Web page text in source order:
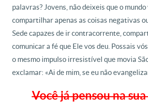
palavras? Jovens, não deixeis que o
compartilhar apenas as coisas negativas
Sede capazes de ir contracorrente,
comunicar a fé que Ele vos deu. Possais
o mesmo impulso irresistível que movia
exclamar: «Ai de mim, se eu não
Você já pensou na